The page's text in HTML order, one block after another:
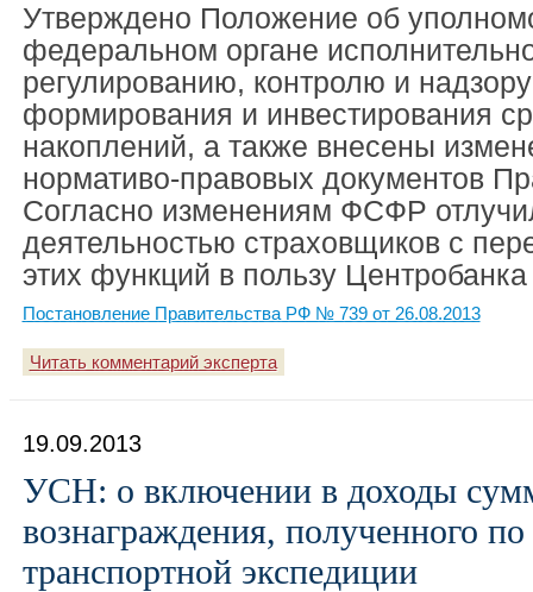
Утверждено Положение об
федеральном органе
регулированию, контролю и
формирования и инвестирования
накоплений, а также внесены
нормативо-правовых документов
Согласно изменениям ФСФР
деятельностью страховщиков с
этих функций в пользу
Постановление Правительства РФ № 739 от 26.08.2013
Читать комментарий эксперта
19.09.2013
УСН: о включении в доходы
вознаграждения, полученного по
транспортной экспедиции